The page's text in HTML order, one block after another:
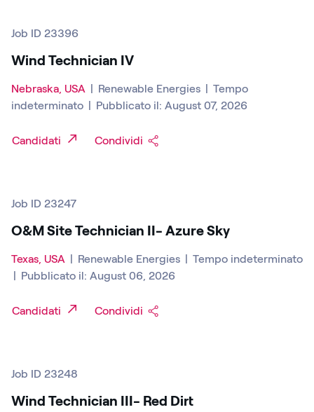
Job ID 23396
Wind Technician IV
Nebraska, USA Renewable Energies
Tempo
indeterminato
Pubblicato il: August 07, 2026
Candidati Condividi
Job ID 23247
O&M Site Technician II- Azure Sky
Texas, USA Renewable Energies
Tempo indeterminato
Pubblicato il: August 06, 2026
Candidati Condividi
Job ID 23248
Wind Technician III- Red Dirt